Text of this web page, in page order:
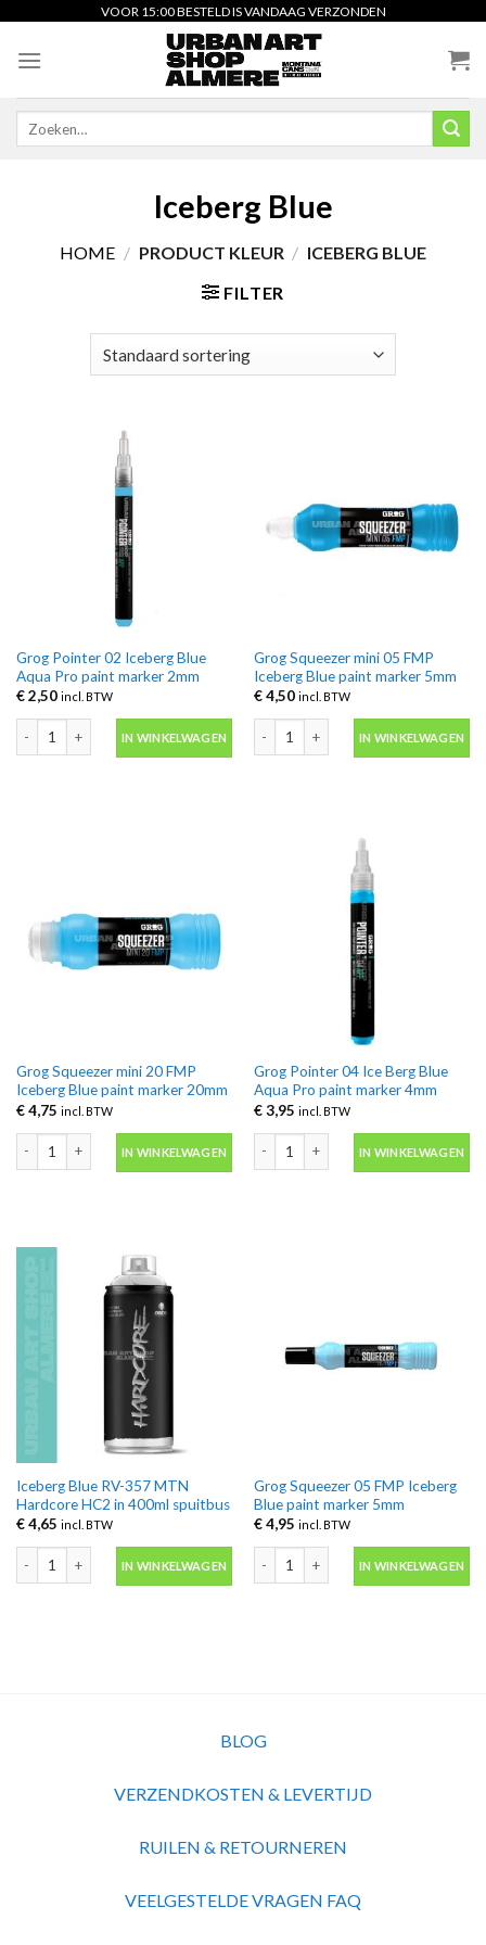
content
VOOR 15:00 BESTELD IS VANDAAG VERZONDEN
Iceberg Blue
HOME / PRODUCT KLEUR / ICEBERG BLUE
FILTER
Grog Pointer 02 Iceberg Blue
Aqua Pro paint marker 2mm
€2,50 incl. BTW
Grog Pointer 02 Iceberg Blue Aqua Pro paint marker 2mm aantal
IN WINKELWAGEN
Grog Squeezer mini 05 FMP
Iceberg Blue paint marker 5mm
€4,50 incl. BTW
Grog Squeezer mini 05 FMP Iceberg
IN WINKELWAGEN
Grog Squeezer mini 20 FMP
Iceberg Blue paint marker 20mm
€4,75 incl. BTW
IN WINKELWAGEN
Grog Pointer 04 Ice Berg Blue
Aqua Pro paint marker 4mm
€3,95 incl. BTW
IN WINKELWAGEN
Iceberg Blue RV-357 MTN
Hardcore HC2 in 400ml spuitbus
€4,65 incl. BTW
Iceberg Blue RV-357 MTN Hardcore HC2 in 400ml spuitbus aantal
IN WINKELWAGEN
Grog Squeezer 05 FMP Iceberg
Blue paint marker 5mm
€4,95 incl. BTW
Grog Squeezer 05 FMP Iceberg Blue
IN WINKELWAGEN
BLOG
VERZENDKOSTEN & LEVERTIJD
RUILEN & RETOURNEREN
VEELGESTELDE VRAGEN FAQ